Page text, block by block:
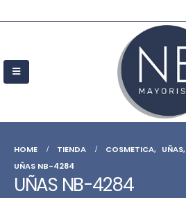
HOME TIENDA COSMETICA, UÑAS,
UÑAS NB-4284
UÑAS NB-4284